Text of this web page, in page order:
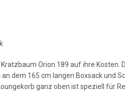
Orion 189 auf ihre Kosten.
dem 165 cm langen Boxsack und
ganz oben ist speziell für